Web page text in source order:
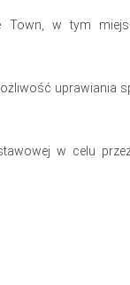
w tym
uprawiania
w celu